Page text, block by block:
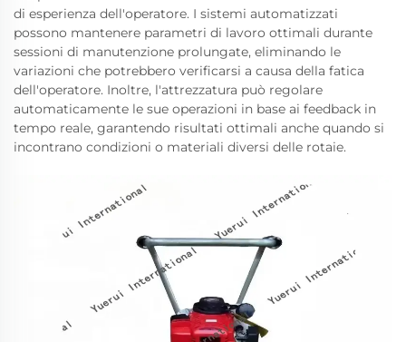
di esperienza dell'operatore. I sistemi automatizzati
possono mantenere parametri di lavoro ottimali durante
sessioni di manutenzione prolungate, eliminando le
variazioni che potrebbero verificarsi a causa della fatica
dell'operatore. Inoltre, l'attrezzatura può regolare
automaticamente le sue operazioni in base ai feedback in
tempo reale, garantendo risultati ottimali anche quando si
incontrano condizioni o materiali diversi delle rotaie.